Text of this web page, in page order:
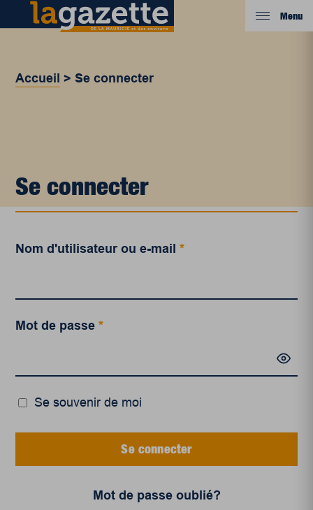
Menu
Accueil >Se connecter
Se connecter
Nom d'utilisateur ou e-mail*
Mot de passe*
Se souvenir de moi
Se connecter
Mot de passe oublié?